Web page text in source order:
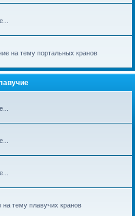
на тему портальных кранов
тему плавучих кранов